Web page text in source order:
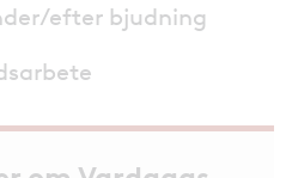
efter bjudning